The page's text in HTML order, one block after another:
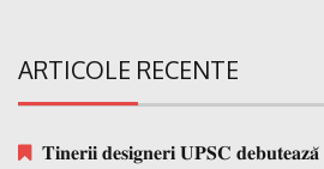
ARTICOLE RECENTE
𝐓𝐢𝐧𝐞𝐫𝐢𝐢 𝐝𝐞𝐬𝐢𝐠𝐧𝐞𝐫𝐢 𝐔𝐏𝐒𝐂 𝐝𝐞𝐛𝐮𝐭𝐞𝐚𝐳𝐚̆